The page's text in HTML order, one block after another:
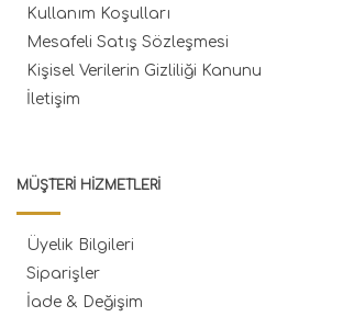
Kullanım Koşulları
Mesafeli Satış Sözleşmesi
Kişisel Verilerin Gizliliği Kanunu
İletişim
MÜŞTERI HIZMETLERI
Üyelik Bilgileri
Siparişler
İade & Değişim